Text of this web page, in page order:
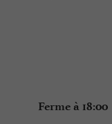
Ferme à 18:00